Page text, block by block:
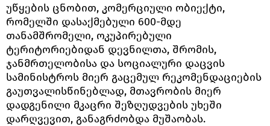
უწყების ცნობით, კომერციული ობიექტი,
რომელში დასაქმებული 600-მდე
თანამშრომელი, ოკუპირებული
ტერიტორიებიდან დევნილთა, შრომის,
ჯანმრთელობისა და სოციალური დაცვის
სამინისტროს მიერ გაცემულ რეკომენდაციების
გაუთვალისწინებლად, მთავრობის მიერ
დადგენილი მკაცრი შეზღუდვების უხეში
დარღვევით, განაგრძობდა მუშაობას.